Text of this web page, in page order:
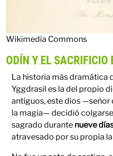
Wikimedia Commons
ODÍN Y EL
La historia más dramática
Yggdrasil es la del propio
antiguos, este dios —señor
la magia— decidió
sagrado durante nueve
atravesado por su propia